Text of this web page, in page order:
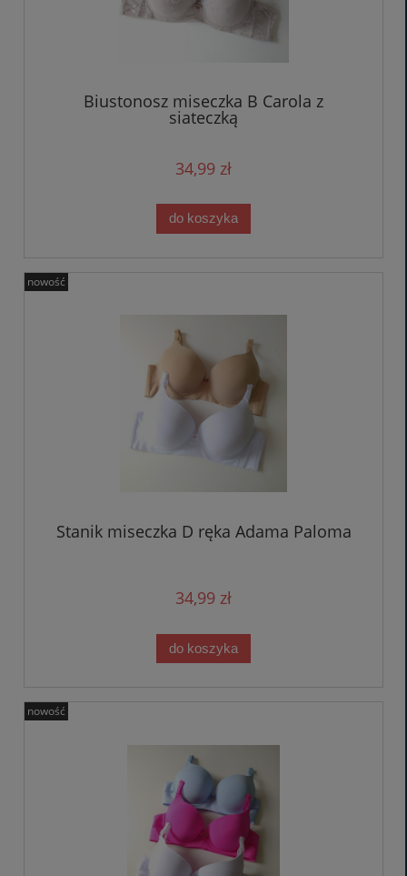
Biustonosz miseczka B Carola z
siateczką
34,99 zł
do koszyka
Stanik miseczka D ręka Adama Paloma
34,99 zł
do koszyka
nowość
nowość